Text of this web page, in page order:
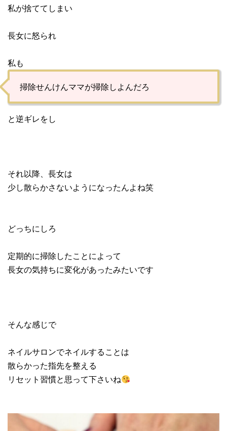
私が捨ててしまい
長女に怒られ
私も
掃除せんけんママが掃除しよんだろ
と逆ギレをし
それ以降、長女は
少し散らかさないようになったんよね笑
どっちにしろ
定期的に掃除したことによって
長女の気持ちに変化があったみたいです
そんな感じで
ネイルサロンでネイルすることは
散らかった指先を整える
リセット習慣と思って下さいね